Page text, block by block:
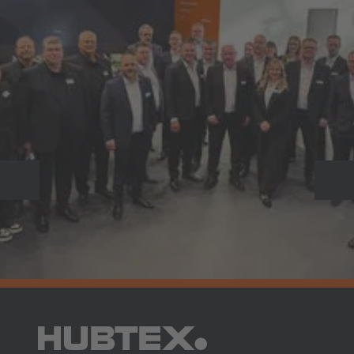
Nederland
Nederlands
Polski
Previous Weiter